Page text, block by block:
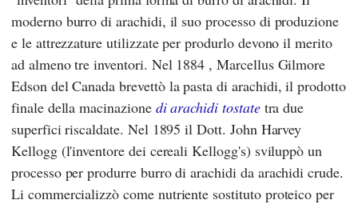
moderno burro di arachidi, il suo processo di produzione
e le attrezzature utilizzate per produrlo devono il merito
ad almeno tre inventori. Nel 1884 , Marcellus Gilmore
Edson del Canada brevettò la pasta di arachidi, il prodotto
finale della macinazione di arachidi tostatetra due
superfici riscaldate. Nel 1895il Dott. John Harvey
Kellogg(l'inventore dei cereali Kellogg's) sviluppò un
processo per produrre burro di arachidi da arachidi crude.
Li commercializzò come nutriente sostituto proteico per